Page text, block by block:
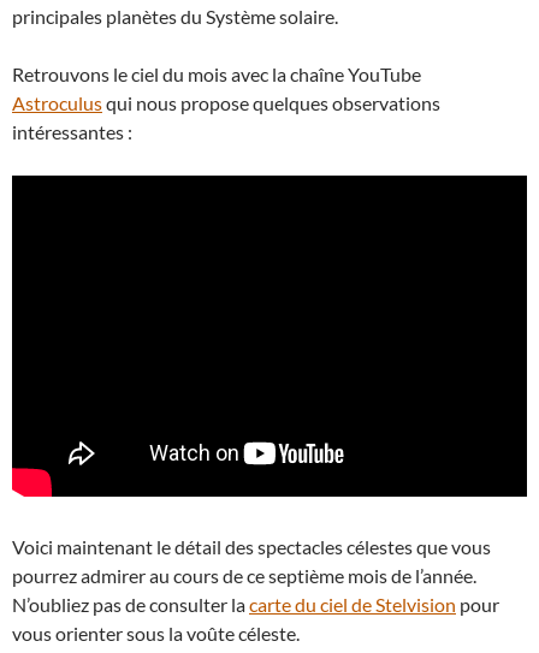
principales planètes du Système solaire.
Retrouvons le ciel du mois avec la chaîne YouTube
Astroculusqui nous propose quelques observations
intéressantes :
Voici maintenant le détail des spectacles célestes que vous
pourrez admirer au cours de ce septième mois de l’année.
N’oubliez pas de consulter lacarte du ciel de Stelvision pour
vous orienter sous la voûte céleste.